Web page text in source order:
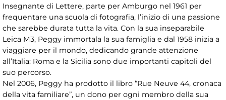
Insegnante di Lettere, parte per Amburgo nel 1961 per
frequentare una scuola di fotografia, l’inizio di una passione
che sarebbe durata tutta la vita. Con la sua inseparabile
Leica M3, Peggy immortala la sua famiglia e dal 1958 inizia a
viaggiare per il mondo, dedicando grande attenzione
all’Italia: Roma e la Sicilia sono due importanti capitoli del
suo percorso.
Nel 2006, Peggy ha prodotto il libro “Rue Neuve 44, cronaca
della vita familiare”, un dono per ogni membro della sua